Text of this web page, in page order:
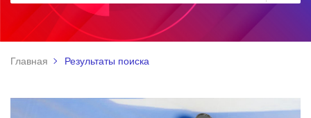
Главная Результаты поиска